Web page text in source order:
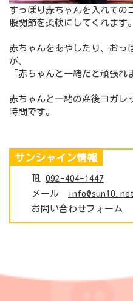
すっぽり赤ちゃんを入れての
股関節を柔軟にしてくれます。
赤ちゃんをあやしたり、おっ
が、
「赤ちゃんと一緒だと頑張れ
赤ちゃんと一緒の産後ヨガレ
時間です。
サンシャイン情報
℡ 092-404-1447
メール
info@sun10.net
お問い合わせフォーム